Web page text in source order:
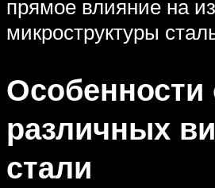
прямое влияние на
микроструктуры
Особенности
различных
стали